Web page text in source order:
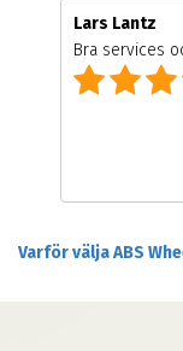
Lars Lantz
Bra services
Varför välja ABS